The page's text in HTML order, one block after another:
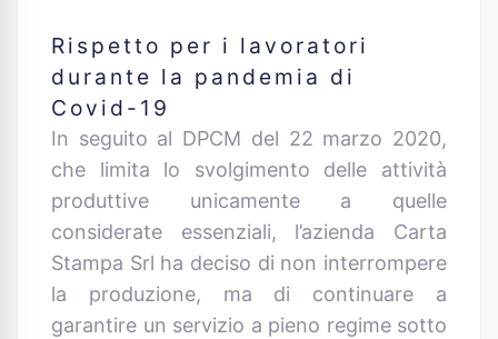
Rispetto per i lavoratori
durante la pandemia di
Covid-19
In seguito al DPCM del 22 marzo 2020,
che limita lo svolgimento delle attività
produttive unicamente a quelle
considerate essenziali, l’azienda Carta
Stampa Srl ha deciso di non interrompere
la produzione, ma di continuare a
garantire un servizio a pieno regime sotto